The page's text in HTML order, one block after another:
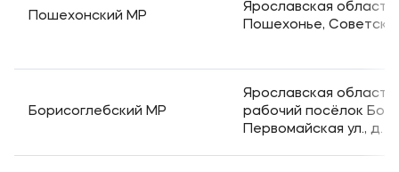
Контакты
Пошехонский МР
Ярославская область,
Пошехонье,
Борисоглебский МР
Ярославская область,
рабочий посёлок
Первомайская ул., д.